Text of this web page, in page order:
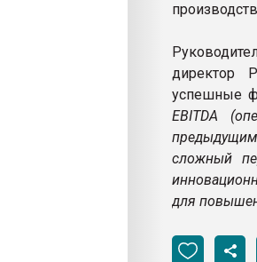
директор
успешные
EBITDA
сложный
для